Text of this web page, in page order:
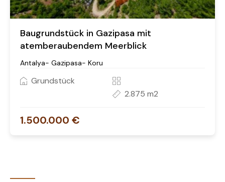
Baugrundstück in Gazipasa mit
atemberaubendem Meerblick
Antalya- Gazipasa- Koru
Grundstück
2.875 m2
1.500.000 €